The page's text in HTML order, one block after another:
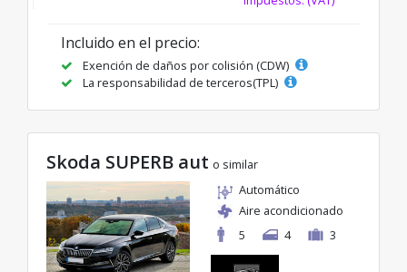
Incluido en el precio:
Exención de daños por colisión (CDW)
La responsabilidad de terceros(TPL)
Skoda SUPERB aut o similar
Automático
Aire acondicionado
5
4 3